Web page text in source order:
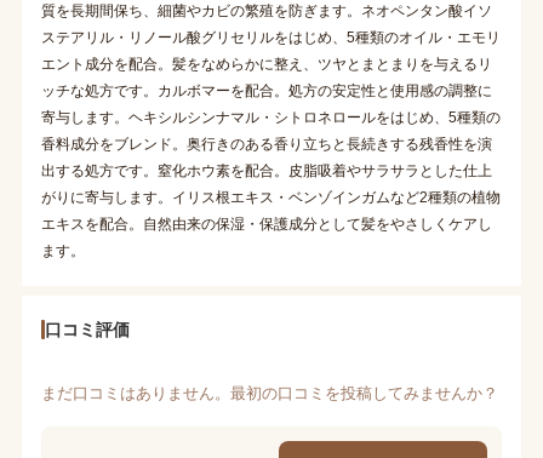
質を長期間保ち、細菌やカビの繁殖を防ぎます。ネオペンタン酸イソ
ステアリル・リノール酸グリセリルをはじめ、5種類のオイル・エモリ
エント成分を配合。髪をなめらかに整え、ツヤとまとまりを与えるリ
ッチな処方です。カルボマーを配合。処方の安定性と使用感の調整に
寄与します。ヘキシルシンナマル・シトロネロールをはじめ、5種類の
香料成分をブレンド。奥行きのある香り立ちと長続きする残香性を演
出する処方です。窒化ホウ素を配合。皮脂吸着やサラサラとした仕上
がりに寄与します。イリス根エキス・ベンゾインガムなど2種類の植物
エキスを配合。自然由来の保湿・保護成分として髪をやさしくケアし
ます。
口コミ評価
まだ口コミはありません。最初の口コミを投稿してみませんか？